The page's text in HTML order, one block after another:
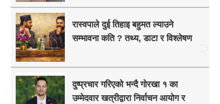
रास्वपाले दुई तिहाइ बहुमत ल्याउने
सम्भावना कति ? तथ्य, डाटा र विश्लेषण
दुष्प्रचार गरिएको भन्दै गोरखा १ का
उम्मेदवार खत्रीद्वारा निर्वाचन आयोग र